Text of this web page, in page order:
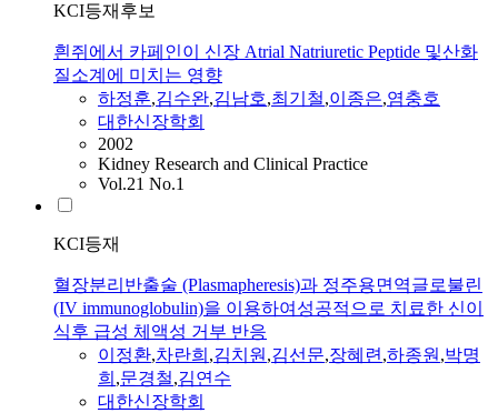
KCI등재후보
흰쥐에서 카페인이 신장 Atrial Natriuretic Peptide 및산화
질소계에 미치는 영향
하정훈,김수완,김남호,최기철,이종은,염충호
대한신장학회
2002
Kidney Research and Clinical Practice
Vol.21 No.1
KCI등재
혈장분리반출술 (Plasmapheresis)과 정주용면역글로불린
(IV immunoglobulin)을 이용하여성공적으로 치료한 신이
식후 급성 체액성 거부 반응
이정환,차란희 ,김치원,김선문,장혜련,하종원,박명
희 ,문경철,김연수
대한신장학회